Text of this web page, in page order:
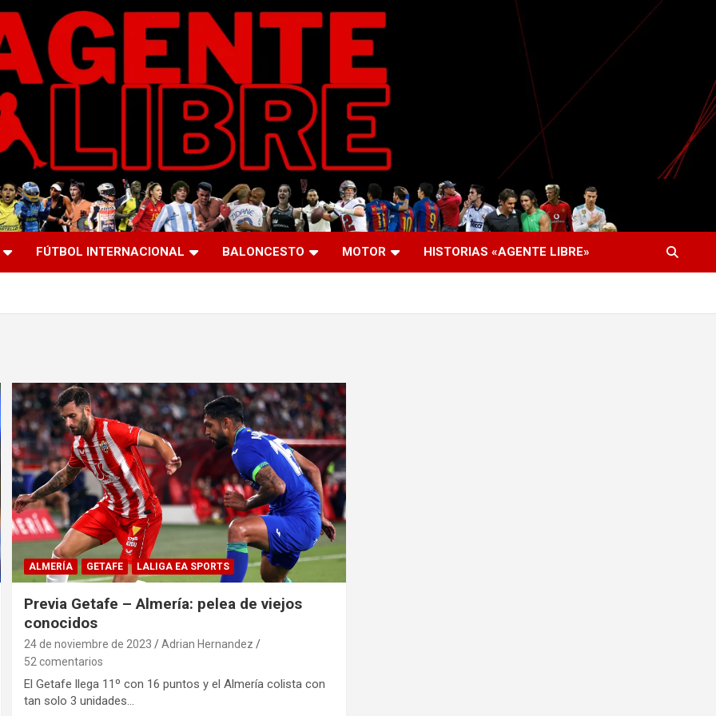
FÚTBOL INTERNACIONAL BALONCESTO MOTOR HISTORIAS «AGENTE LIBRE»
ALMERÍA GETAFE LALIGA EA SPORTS
Previa Getafe – Almería: pelea de viejos
conocidos
24 de noviembre de 2023
Adrian Hernandez
52 comentarios
El Getafe llega 11º con 16 puntos y el Almería colista con
tan solo 3 unidades…